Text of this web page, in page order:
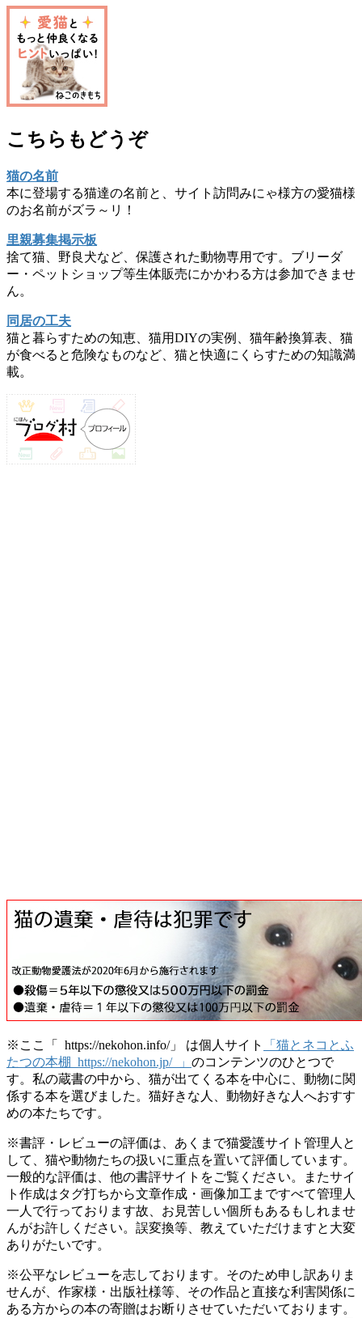
こちらもどうぞ
猫の名前
本に登場する猫達の名前と、サイト訪問みにゃ様方の愛猫様
のお名前がズラ～リ！
里親募集掲示板
捨て猫、野良犬など、保護された動物専用です。ブリーダ
ー・ペットショップ等生体販売にかかわる方は参加できませ
ん。
同居の工夫
猫と暮らすための知恵、猫用DIYの実例、猫年齢換算表、猫
が食べると危険なものなど、猫と快適にくらすための知識満
載。
※ここ「 https://nekohon.info/」 は個人サイト
「猫とネコとふ
たつの本棚 https://nekohon.jp/ 」 のコンテンツのひとつで
す。私の蔵書の中から、猫が出てくる本を中心に、動物に関
係する本を選びました。猫好きな人、動物好きな人へおすす
めの本たちです。
※書評・レビューの評価は、あくまで猫愛護サイト管理人と
して、猫や動物たちの扱いに重点を置いて評価しています。
一般的な評価は、他の書評サイトをご覧ください。またサイ
ト作成はタグ打ちから文章作成・画像加工まですべて管理人
一人で行っております故、お見苦しい個所もあるもしれませ
んがお許しください。誤変換等、教えていただけますと大変
ありがたいです。
※公平なレビューを志しております。そのため申し訳ありま
せんが、作家様・出版社様等、その作品と直接な利害関係に
ある方からの本の寄贈はお断りさせていただいております。